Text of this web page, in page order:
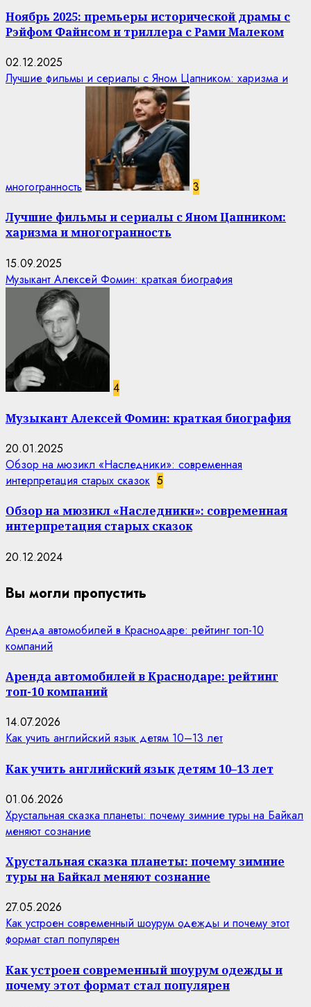
Ноябрь 2025: премьеры исторической драмы с
Рэйфом Файнсом и триллера с Рами Малеком
02.12.2025
Лучшие фильмы и сериалы с Яном Цапником: харизма и
многогранность 3
Лучшие фильмы и сериалы с Яном Цапником:
харизма и многогранность
15.09.2025
Музыкант Алексей Фомин: краткая биография
4
Музыкант Алексей Фомин: краткая биография
20.01.2025
Обзор на мюзикл «Наследники»: современная
интерпретация старых сказок 5
Обзор на мюзикл «Наследники»: современная
интерпретация старых сказок
20.12.2024
Вы могли пропустить
Аренда автомобилей в Краснодаре: рейтинг топ-10
компаний
Аренда автомобилей в Краснодаре: рейтинг
топ-10 компаний
14.07.2026
Как учить английский язык детям 10–13 лет
Как учить английский язык детям 10–13 лет
01.06.2026
Хрустальная сказка планеты: почему зимние туры на Байкал
меняют сознание
Хрустальная сказка планеты: почему зимние
туры на Байкал меняют сознание
27.05.2026
Как устроен современный шоурум одежды и почему этот
формат стал популярен
Как устроен современный шоурум одежды и
почему этот формат стал популярен